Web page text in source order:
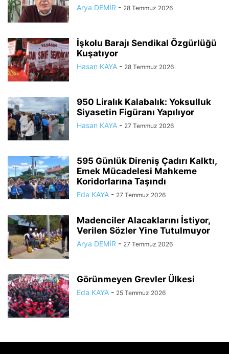
Arya DEMİR - 28 Temmuz 2026
İşkolu Barajı Sendikal Özgürlüğü
Kuşatıyor
Hasan KAYA - 28 Temmuz 2026
950 Liralık Kalabalık: Yoksulluk
Siyasetin Figüranı Yapılıyor
Hasan KAYA - 27 Temmuz 2026
595 Günlük Direniş Çadırı Kalktı,
Emek Mücadelesi Mahkeme
Koridorlarına Taşındı
Eda KAYA - 27 Temmuz 2026
Madenciler Alacaklarını İstiyor,
Verilen Sözler Yine Tutulmuyor
Arya DEMİR - 27 Temmuz 2026
Görünmeyen Grevler Ülkesi
Eda KAYA - 25 Temmuz 2026